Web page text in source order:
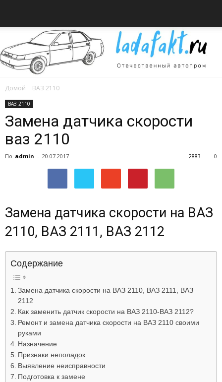
автомобилях
Лада
Домой ВАЗ 2110
ВАЗ 2110
Замена датчика скорости
ваз 2110
По admin - 20.07.2017 0
2883
Замена датчика скорости на ВАЗ
2110, ВАЗ 2111, ВАЗ 2112
Содержание
Замена датчика скорости на ВАЗ 2110, ВАЗ 2111, ВАЗ
2112
Как заменить датчик скорости на ВАЗ 2110-ВАЗ 2112?
Ремонт и замена датчика скорости на ВАЗ 2110 своими
руками
Назначение
Признаки неполадок
Выявление неисправности
Подготовка к замене